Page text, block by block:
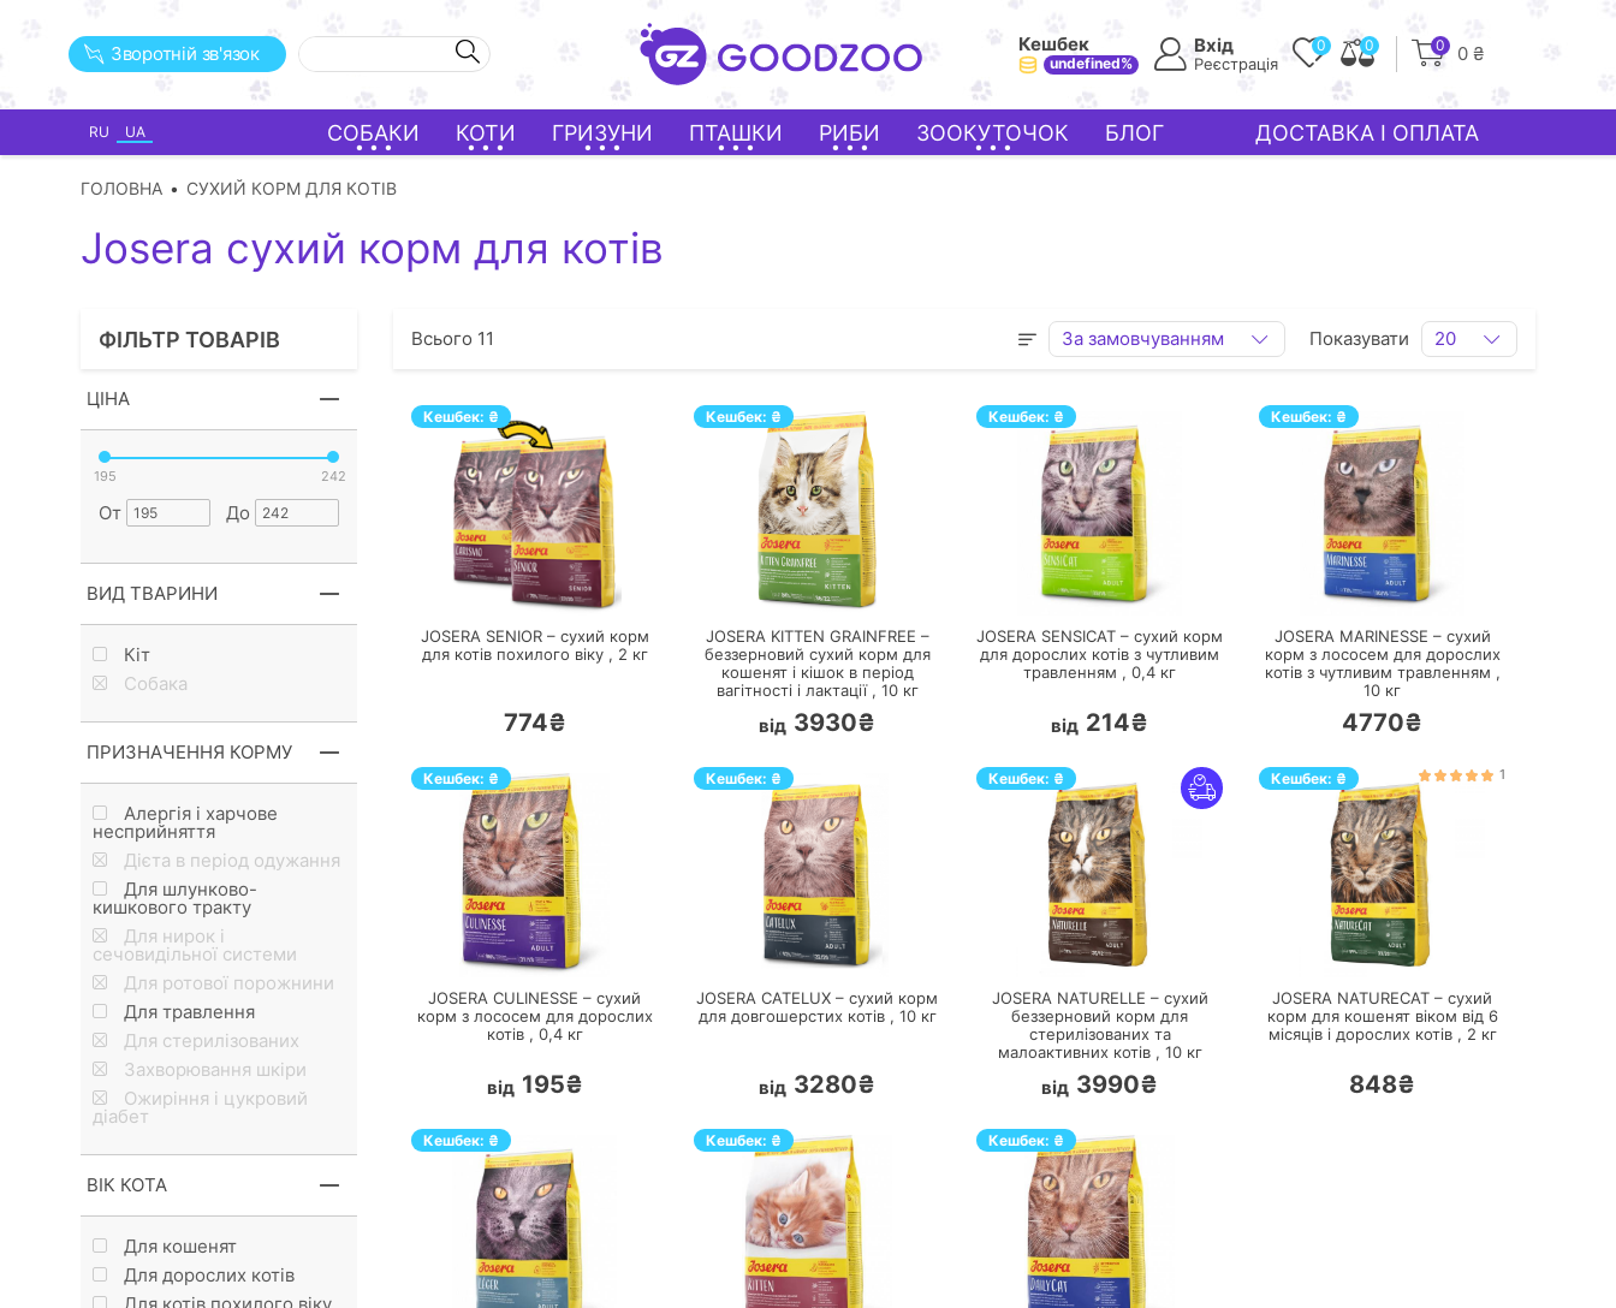
Зворотній зв'язок Кешбек
undefined%
Вхід
Реєстрація
0 0 0 0 ₴
RU UA СОБАКИ КОТИ ГРИЗУНИ ПТАШКИ РИБИ ЗООКУТОЧОК БЛОГ ДОСТАВКА І ОПЛАТА
ГОЛОВНА СУХИЙ КОРМ ДЛЯ КОТІВ
Josera сухий корм для котів
ФІЛЬТР ТОВАРІВ
ЦІНА
195 242
От До
ВИД ТВАРИНИ
Кiт
Собака
ПРИЗНАЧЕННЯ КОРМУ
Алергія і харчове
несприйняття
Дієта в період одужання
Для шлунково-
кишкового тракту
Для нирок і
сечовидільної системи
Для ротової порожнини
Для травлення
Для стерилізованих
Захворювання шкіри
Ожиріння і цукровий
діабет
ВІК КОТА
Для кошенят
Для дорослих котів
Всього 11 За замовчуванням Показувати 20
Кешбек: ₴
ПЕРЕЙТИ
JOSERA SENIOR – сухий корм
для котів похилого віку , 2 кг
774₴
Кешбек: ₴
ПЕРЕЙТИ
JOSERA KITTEN GRAINFREE –
беззерновий сухий корм для
кошенят і кішок в період
вагітності і лактації , 10кг
від 3930₴
Кешбек: ₴
ПЕРЕЙТИ
JOSERA SENSICAT – сухий корм
для дорослих котів з чутливим
травленням , 0,4 кг
від 214₴
Кешбек: ₴
ПЕРЕЙТИ
JOSERA MARINESSE – сухий
корм з лососем для дорослих
котів з чутливим травленням ,
10 кг
4770₴
Кешбек: ₴
ПЕРЕЙТИ
JOSERA CULINESSE – сухий
корм з лососем для дорослих
котів , 0,4кг
від 195₴
Кешбек: ₴
ПЕРЕЙТИ
JOSERA CATELUX – сухий корм
для довгошерстих котів , 10кг
від 3280₴
Кешбек: ₴
ПЕРЕЙТИ
JOSERA NATURELLE – сухий
беззерновий корм для
стерилізованих та
малоактивних котів , 10кг
від 3990₴
Кешбек: ₴ 1
ПЕРЕЙТИ
JOSERA NATURECAT – сухий
корм для кошенят віком від 6
місяців і дорослих котів , 2 кг
848₴
Кешбек: ₴ Кешбек: ₴ Кешбек: ₴